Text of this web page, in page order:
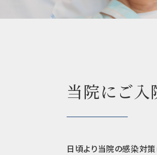
当院にご
日頃より当院の感染対策